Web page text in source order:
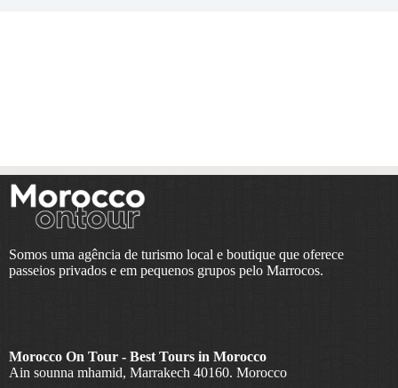
Somos uma agência de turismo local e boutique que oferece
passeios privados e em pequenos grupos pelo Marrocos.
Morocco On Tour - Best Tours in Morocco
Ain sounna mhamid, Marrakech 40160. Morocco